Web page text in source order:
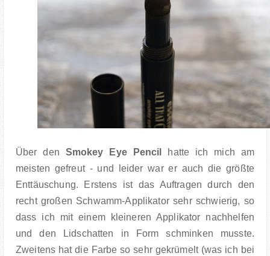
Über den Smokey Eye Pencil
hatte ich mich am
meisten gefreut - und leider war er auch die größte
Enttäuschung. Erstens ist das Auftragen durch den
recht großen Schwamm-Applikator sehr schwierig, so
dass ich mit einem kleineren Applikator nachhelfen
und den Lidschatten in Form schminken musste.
Zweitens hat die Farbe so sehr gekrümelt (was ich bei